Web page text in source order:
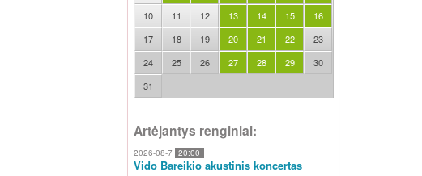
10
11 12 13 14 15
16
17
18 19 20 21 22
23
24
25 26 27 28 29
30
31
Artėjantys renginiai:
2026-08-7 20:00
Vido Bareikio akustinis koncertas